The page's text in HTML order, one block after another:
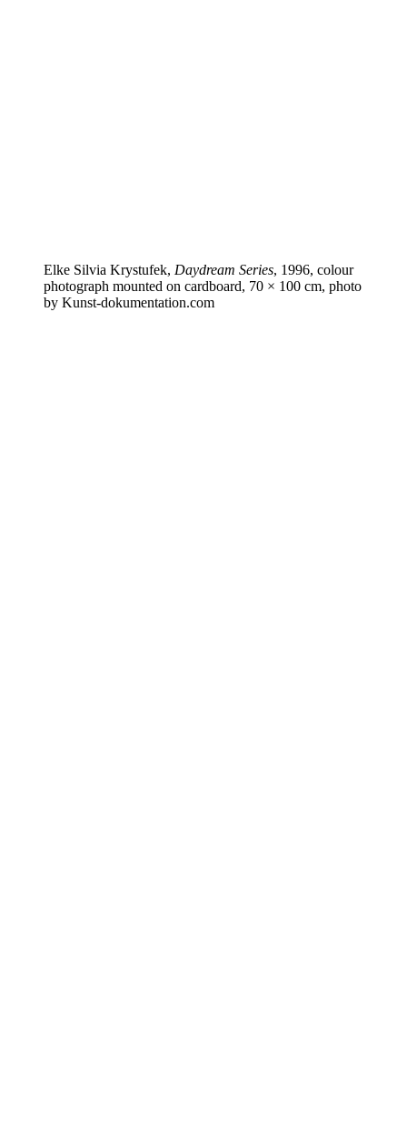
Elke Silvia Krystufek, Daydream Series, 1996, colour
photograph mounted on cardboard, 70 × 100 cm, photo
by Kun​st​-doku​men​ta​tion​.com